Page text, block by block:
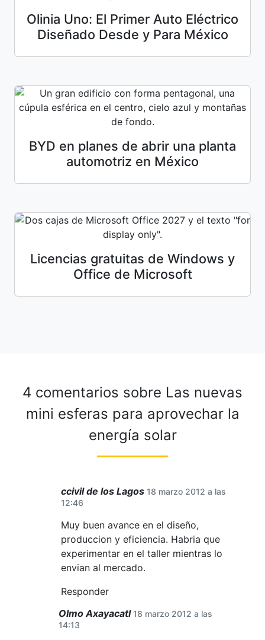
Olinia Uno: El Primer Auto Eléctrico
Diseñado Desde y Para México
BYD en planes de abrir una planta
automotriz en México
Licencias gratuitas de Windows y
Office de Microsoft
4 comentarios sobre Las nuevas
mini esferas para aprovechar la
energía solar
ccivil de los Lagos 18 marzo 2012 a las
12:46
Muy buen avance en el diseño,
produccion y eficiencia. Habria que
experimentar en el taller mientras lo
envian al mercado.
Responder
Olmo Axayacatl 18 marzo 2012 a las
14:13